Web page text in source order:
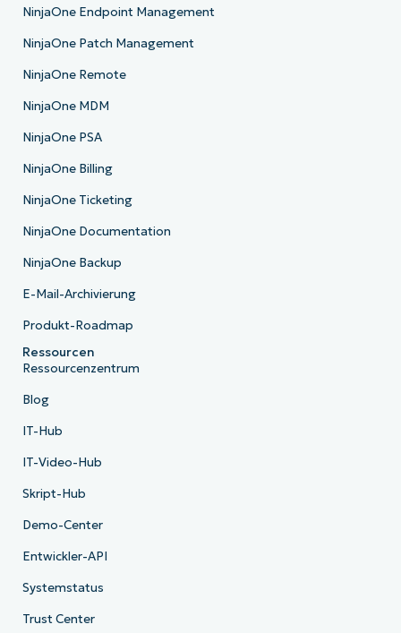
NinjaOne Endpoint Management
NinjaOne Patch Management
NinjaOne Remote
NinjaOne MDM
NinjaOne PSA
NinjaOne Billing
NinjaOne Ticketing
NinjaOne Documentation
NinjaOne Backup
E-Mail-Archivierung
Produkt-Roadmap
Ressourcen
Ressourcenzentrum
Blog
IT-Hub
IT-Video-Hub
Skript-Hub
Demo-Center
Entwickler-API
Systemstatus
Trust Center